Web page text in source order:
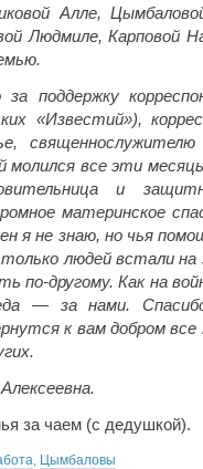
Алле,
Людмиле, Карповой
за поддержку
«Известий»),
молился все эти
и
материнское
я не знаю, но чья
людей встали
по-другому. Как на
— за нами.
к вам добром все
за чаем (с дедушкой).
Цымбаловы